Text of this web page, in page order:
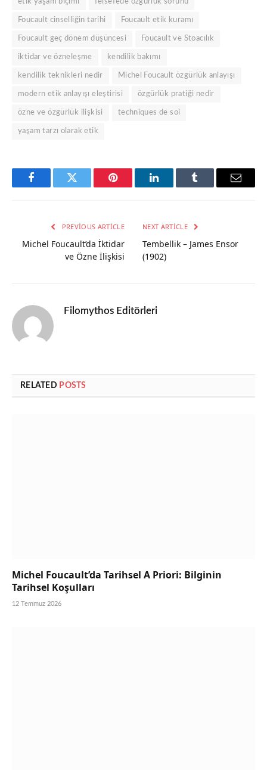
etik yaşam biçimi felsefede özgürlük sorunu
Foucault cinselliğin tarihi Foucault etik kuramı
Foucault geç dönem düşüncesi Foucault ve Stoacılık
iktidar ve özneleşme kendilik bakımı
kendilik teknikleri nedir Michel Foucault özgürlük anlayışı
modern etik anlayışı eleştirisi özgürlük pratiği nedir
özne ve özgürlük ilişkisi techniques de soi
yaşam tarzı olarak etik
FacebookTwitter Pinterest LinkedInTumblr Email
PREVIOUS ARTICLE
Michel Foucault’da İktidar
ve Özne İlişkisi
NEXT ARTICLE
Tembellik – James Ensor
(1902)
Filomythos Editörleri
RELATED POSTS
Michel Foucault’da Tarihsel A Priori: Bilginin
Tarihsel Koşulları
12 Temmuz 2026